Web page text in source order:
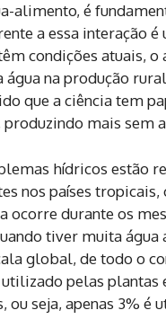
alimento, é
a essa interação
condições atuais,
água na produção
que a ciência tem
mais sem
hídricos estão
nos países
ocorre durante os
tiver muita
global, de todo o
pelas plantas
ou seja, apenas 3%